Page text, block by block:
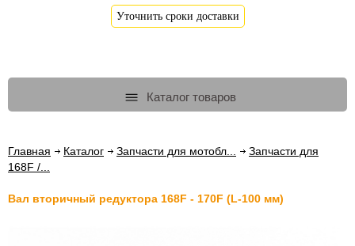
Уточнить сроки доставки
Каталог товаров
Главная Каталог Запчасти для мотобл...
Запчасти для
168F /...
Вал вторичный редуктора 168F - 170F (L-100 мм)